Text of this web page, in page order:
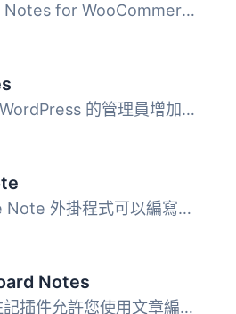
WPC Order Notes for WooCommerce 是一款簡易的工具，幫助商...
這個外掛為 WordPress 的管理員增加一個文字編輯區域，讓他們...
使用 Simple Note 外掛程式可以編寫資訊、警告、錯誤或成功的...
Notes
LH 儀表板註記插件允許您使用文章編輯器介面在 wp-admin 儀表...